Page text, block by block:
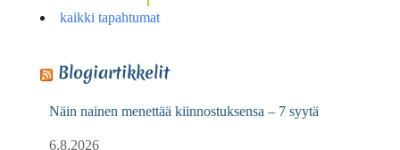
kaikki tapahtumat
Blogiartikkelit
Näin nainen menettää kiinnostuksensa – 7 syytä
6.8.2026